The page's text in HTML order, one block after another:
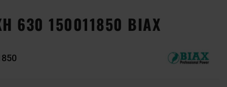
630 150011850 BIAX